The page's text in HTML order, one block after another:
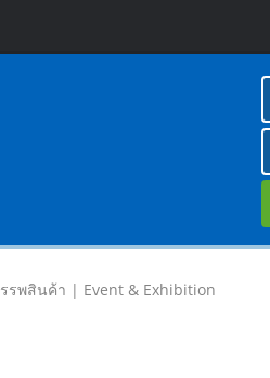
รพสินค้า | Event & Exhibition